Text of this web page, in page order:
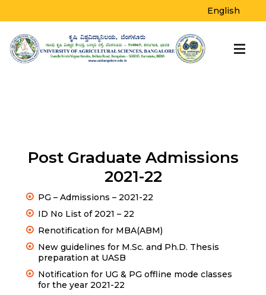
English
Post Graduate Admissions
2021-22
PG – Admissions – 2021-22
ID No List of 2021 – 22
Renotification for MBA(ABM)
New guidelines for M.Sc. and Ph.D. Thesis
preparation at UASB
Notification for UG & PG offline mode classes
for the year 2021-22